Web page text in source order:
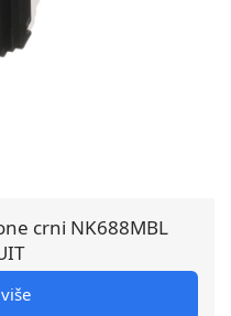
crni NK688MBL